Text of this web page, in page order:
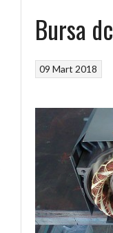
Bursa
09 Mart 2018